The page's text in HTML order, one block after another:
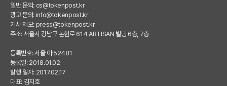
일반 문의: cs@tokenpost.kr
광고 문의: info@tokenpost.kr
기사 제보: press@tokenpost.kr
주소: 서울시 강남구 논현로 614 ARTISAN 빌딩 6층, 7층
등록번호: 서울 아 52481
등록일: 2018.01.02
발행 일자: 2017.02.17
대표: 김지호